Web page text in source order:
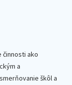
činnosti ako
a
škôl a